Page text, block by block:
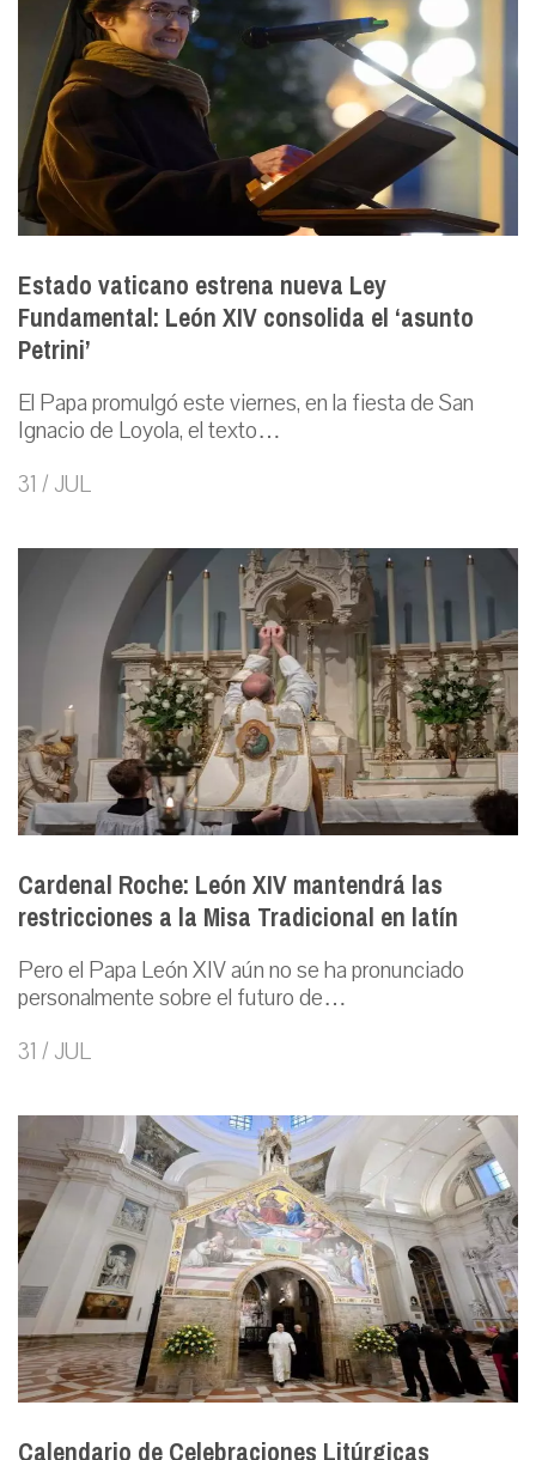
Estado vaticano estrena nueva Ley
Fundamental: León XIV consolida el ‘asunto
Petrini’
El Papa promulgó este viernes, en la fiesta de San
Ignacio de Loyola, el texto…
31 / JUL
Cardenal Roche: León XIV mantendrá las
restricciones a la Misa Tradicional en latín
Pero el Papa León XIV aún no se ha pronunciado
personalmente sobre el futuro de…
31 / JUL